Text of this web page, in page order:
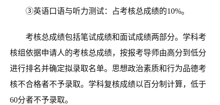
③英语口语与听力测试：占考核总成绩的10%。
考核总成绩包括笔试成绩和面试成绩两部分。学科考
核组依据申请人的考核总成绩，按报考导师由高分到低分
进行排名并确定拟录取名单。思想政治素质和行为品德考
核不合格者不予录取。学科复核成绩以百分制计算，低于
60分者不予录取。